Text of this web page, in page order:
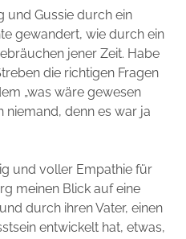
und Gussie durch ein
gewandert, wie durch ein
jener Zeit. Habe
die richtigen Fragen
„was wäre gewesen
niemand, denn es war ja
und voller Empathie für
meinen Blick auf eine
durch ihren Vater, einen
entwickelt hat, etwas,